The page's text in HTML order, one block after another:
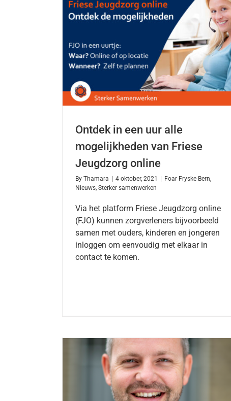
Ontdek in een uur alle
mogelijkheden van Friese
Jeugdzorg online
By Thamara 4 oktober, 2021 Foar Fryske Bern,
Nieuws, Sterker samenwerken
Via het platform Friese Jeugdzorg online
(FJO) kunnen zorgverleners bijvoorbeeld
samen met ouders, kinderen en jongeren
inloggen om eenvoudig met elkaar in
contact te komen.